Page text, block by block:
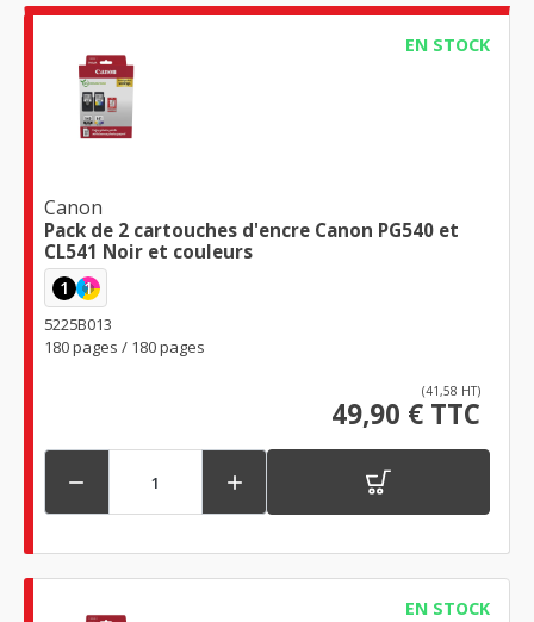
EN STOCK
Canon
Pack de 2 cartouches d'encre Canon PG540 et
CL541 Noir et couleurs
1 1
5225B013
180 pages / 180 pages
(41,58 HT)
49,90 € TTC
 
EN STOCK